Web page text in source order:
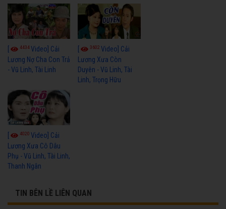
4434Video] Cải
Lương Nợ Cha Con Trả
- Vũ Linh, Tài Linh
3602Video] Cải
Lương Xưa Còn
Duyên - Vũ Linh, Tài
Linh, Trọng Hữu
[ 4020 Video] Cải
Lương Xưa Cô Dâu
Phụ - Vũ Linh, Tài Linh,
Thanh Ngân
TIN BÊN LỀ LIÊN QUAN